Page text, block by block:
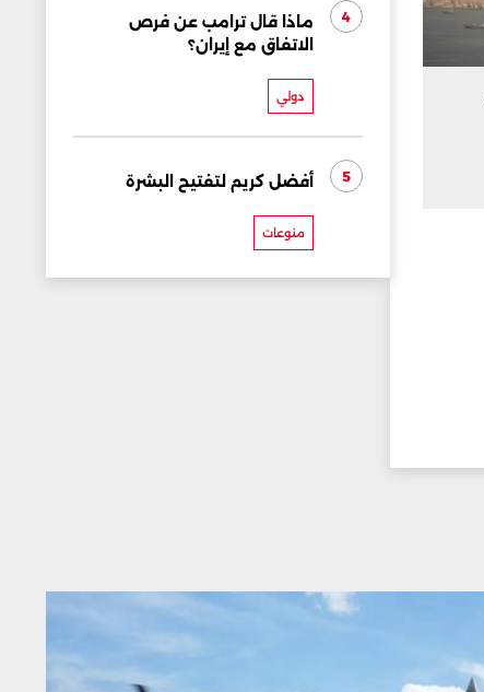
4
ماذا قال ترامب عن فرص
الاتفاق مع إيران؟
دولي
5 أفضل كريم لتفتيح البشرة
منوعات